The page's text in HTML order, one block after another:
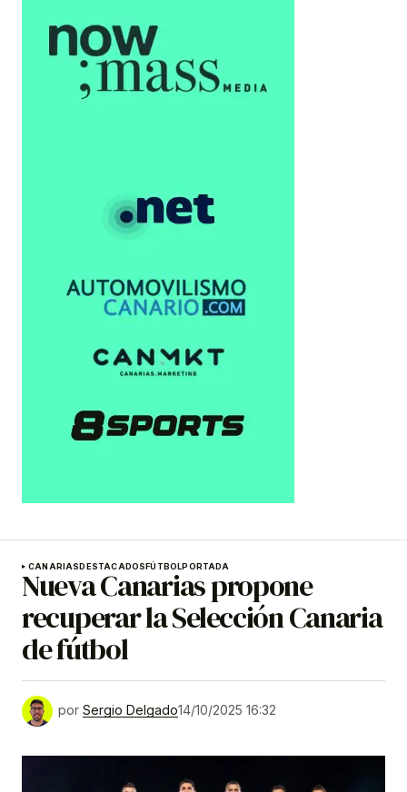
CANARIAS DESTACADOS FÚTBOLPORTADA
Nueva Canarias propone
recuperar la Selección Canaria
de fútbol
por Sergio Delgado14/10/2025 16:32